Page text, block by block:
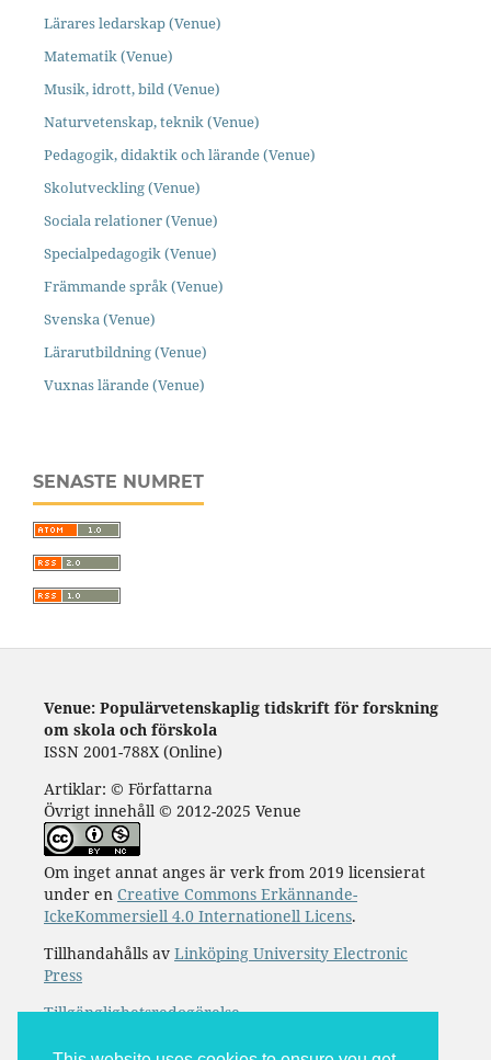
Lärares ledarskap (Venue)
Matematik (Venue)
Musik, idrott, bild (Venue)
Naturvetenskap, teknik (Venue)
Pedagogik, didaktik och lärande (Venue)
Skolutveckling (Venue)
Sociala relationer (Venue)
Specialpedagogik (Venue)
Främmande språk (Venue)
Svenska (Venue)
Lärarutbildning (Venue)
Vuxnas lärande (Venue)
SENASTE NUMRET
Venue: Populärvetenskaplig tidskrift för forskning
om skola och förskola
ISSN 2001-788X (Online)
Artiklar: © Författarna
Övrigt innehåll © 2012-2025 Venue
Om inget annat anges är verk from 2019 licensierat
under en Creative Commons Erkännande-
IckeKommersiell 4.0 Internationell Licens.
Tillhandahålls av Linköping University Electronic
Press
Tillgänglighetsredogörelse